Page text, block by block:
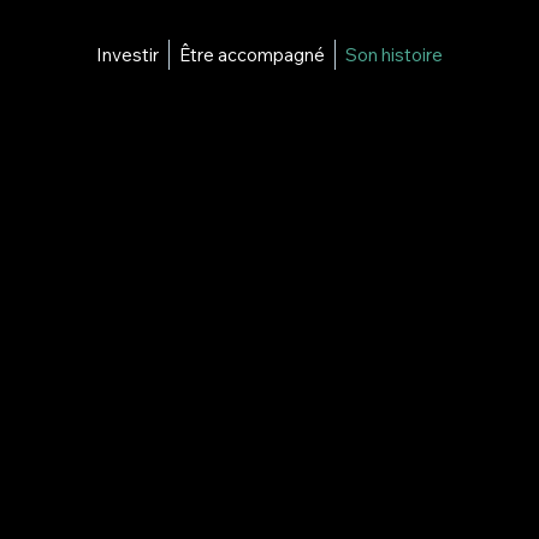
Investir Être accompagné Son histoire